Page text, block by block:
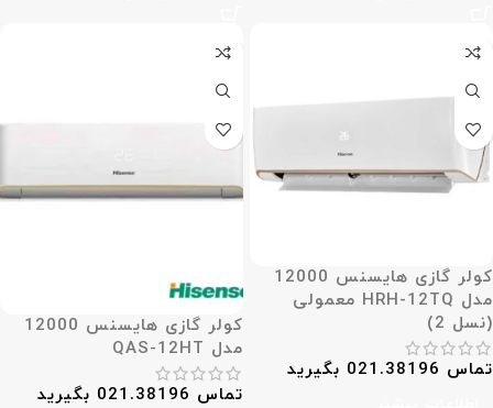
کولر گازی هایسنس 12000
مدل HRH-12TQ معمولی
(نسل 2)
تماس 021.38196 بگیرید
کولر گازی هایسنس 12000
مدل QAS-12HT
تماس 021.38196 بگیرید